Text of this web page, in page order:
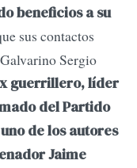
beneficios a su
sus contactos
Sergio
guerrillero, líder
del Partido
de los autores
Jaime